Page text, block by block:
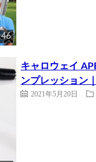
キャロウェイ
ンプレッション
2021年5月20日